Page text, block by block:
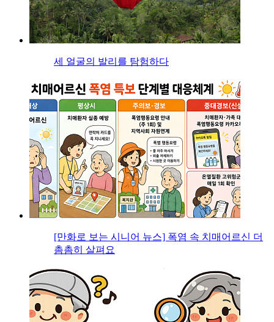
세 얼굴의 발리를 탐험하다
[만화로 보는 시니어 뉴스] 폭염 속 치매어르신 더
촘촘히 살펴요